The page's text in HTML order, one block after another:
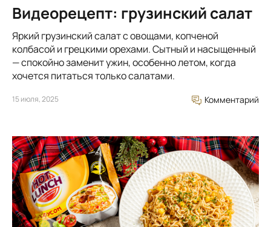
Видеорецепт: грузинский салат
Яркий грузинский салат с овощами, копченой
колбасой и грецкими орехами. Сытный и насыщенный
— спокойно заменит ужин, особенно летом, когда
хочется питаться только салатами.
15 июля, 2025 Комментарий